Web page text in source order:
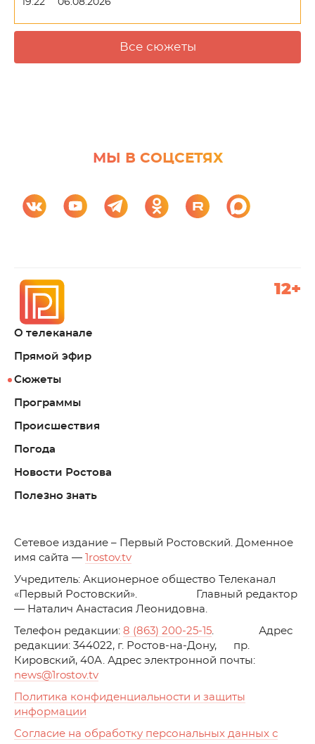
19:22 06.08.2026
Все сюжеты
МЫ В СОЦСЕТЯХ
О телеканале
Прямой эфир
Сюжеты
Программы
Происшествия
Погода
Новости Ростова
Полезно знать
12+
Cетевое издание – Первый Ростовский. Доменное
имя сайта —
1rostov.tv
Учредитель: Акционерное общество Телеканал
«Первый Ростовский». Главный редактор
— Наталич Анастасия Леонидовна.
Телефон редакции: 8 (863) 200-25-15. Адрес
редакции: 344022, г. Ростов-на-Дону, пр.
Кировский, 40А. Адрес электронной почты:
news@1rostov.tv
Политика конфиденциальности и защиты
информации
Согласие на обработку персональных данных с